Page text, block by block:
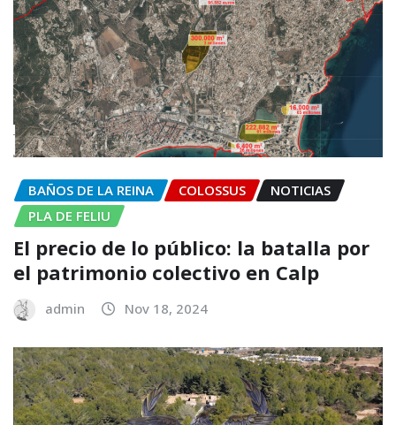
BAÑOS DE LA REINA COLOSSUS
NOTICIAS
PLA DE FELIU
El precio de lo público: la batalla por
el patrimonio colectivo en Calp
admin Nov 18, 2024